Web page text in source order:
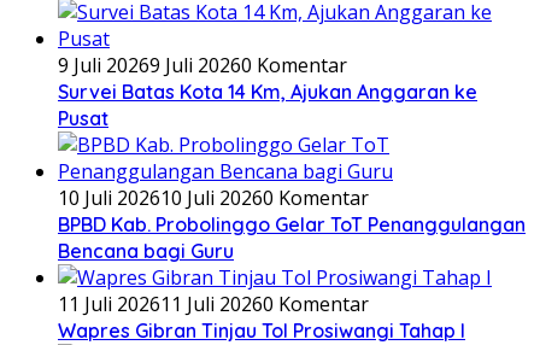
9 Juli 20269 Juli 20260 Komentar
Survei Batas Kota 14 Km, Ajukan Anggaran ke
Pusat
10 Juli 202610 Juli 20260 Komentar
BPBD Kab. Probolinggo Gelar ToT Penanggulangan
Bencana bagi Guru
11 Juli 202611 Juli 20260 Komentar
Wapres Gibran Tinjau Tol Prosiwangi Tahap I